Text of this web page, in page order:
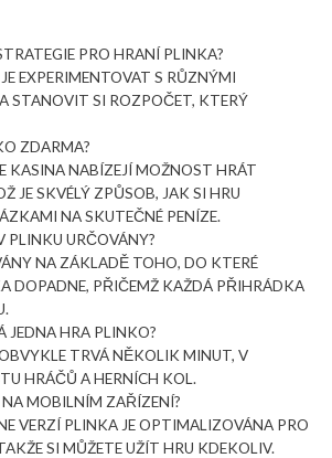
PRO HRANÍ PLINKA?
EXPERIMENTOVAT S RŮZNÝMI
STANOVIT SI ROZPOČET, KTERÝ
ZDARMA?
KASINA NABÍZEJÍ MOŽNOST HRÁT
JE SKVÉLÝ ZPŮSOB, JAK SI HRU
NA SKUTEČNÉ PENÍZE.
PLINKU URČOVÁNY?
NA ZÁKLADĚ TOHO, DO KTERÉ
DOPADNE, PŘIČEMŽ KAŽDÁ PŘIHRÁDKA
JEDNA HRA PLINKO?
TRVÁ NĚKOLIK MINUT, V
HRÁČŮ A HERNÍCH KOL.
MOBILNÍM ZAŘÍZENÍ?
VERZÍ PLINKA JE OPTIMALIZOVÁNA PRO
SI MŮŽETE UŽÍT HRU KDEKOLIV.